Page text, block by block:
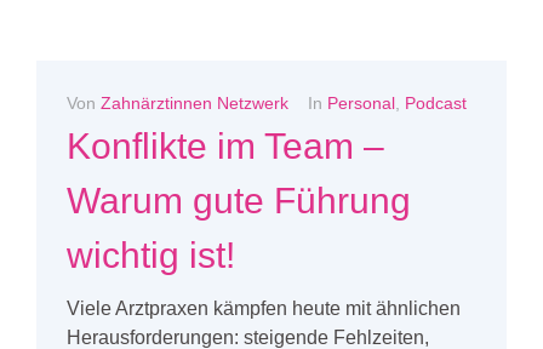
Von Zahnärztinnen Netzwerk In Personal Podcast
Konflikte im Team –
Warum gute Führung
wichtig ist!
Viele Arztpraxen kämpfen heute mit ähnlichen
Herausforderungen: steigende Fehlzeiten,